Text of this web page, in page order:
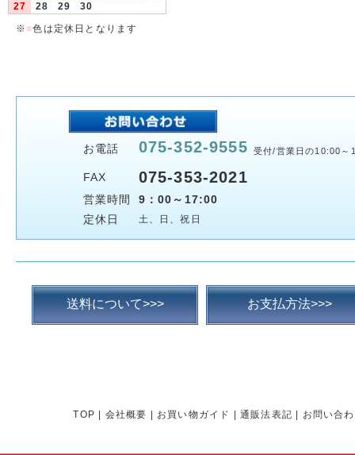
27
28 29
30
※ ■色は定休日となります
お電話 075-352-9555 受付/営業日の10:00～
FAX 075-353-2021
営業時間
9：00～17:00
定休日
土、日、祝日
送料について>>> お支払方法>>>
TOP 会社概要 お買い物ガイド 通販法表記 お問い合